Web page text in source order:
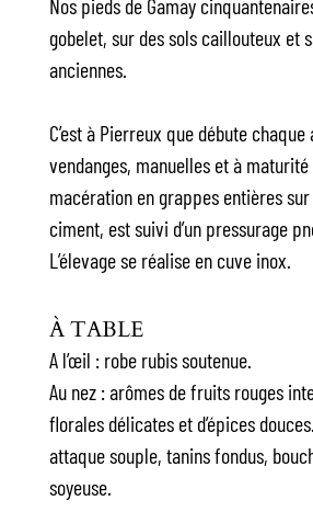
Nos pieds de Gamay
gobelet, sur des sols caillouteux et
anciennes.
C’est à Pierreux que débute chaque
vendanges, manuelles et à
macération en grappes entières
ciment, est suivi d’un pressurage
L’élevage se réalise en cuve inox.
À TABLE
A l’œil : robe rubis soutenue.
Au nez : arômes de fruits rouges
florales délicates et d’épices
attaque souple, tanins fondus,
soyeuse.